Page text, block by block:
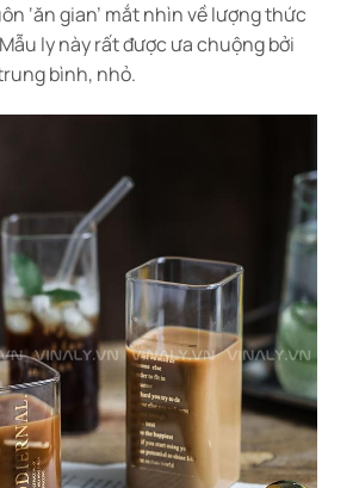
‘ăn gian’ mắt nhìn về lượng thức
ly này rất được ưa chuộng bởi
bình, nhỏ.